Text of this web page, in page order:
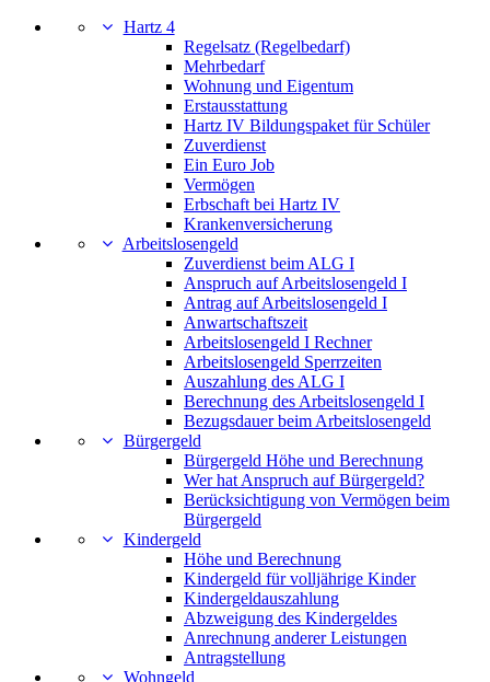
Hartz 4
Regelsatz (Regelbedarf)
Mehrbedarf
Wohnung und Eigentum
Erstausstattung
Hartz IV Bildungspaket für Schüler
Zuverdienst
Ein Euro Job
Vermögen
Erbschaft bei Hartz IV
Krankenversicherung
Arbeitslosengeld
Zuverdienst beim ALG I
Anspruch auf Arbeitslosengeld I
Antrag auf Arbeitslosengeld I
Anwartschaftszeit
Arbeitslosengeld I Rechner
Arbeitslosengeld Sperrzeiten
Auszahlung des ALG I
Berechnung des Arbeitslosengeld I
Bezugsdauer beim Arbeitslosengeld
Bürgergeld
Bürgergeld Höhe und Berechnung
Wer hat Anspruch auf Bürgergeld?
Berücksichtigung von Vermögen beim
Bürgergeld
Kindergeld
Höhe und Berechnung
Kindergeld für volljährige Kinder
Kindergeldauszahlung
Abzweigung des Kindergeldes
Anrechnung anderer Leistungen
Antragstellung
Wohngeld